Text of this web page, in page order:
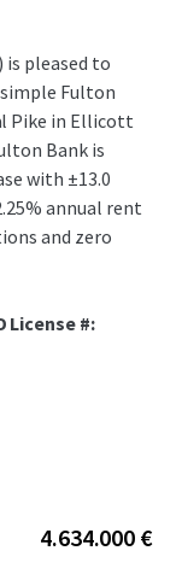
is pleased to
Fulton
Pike in Ellicott
Bank is
with ±13.0
annual rent
and zero
License #:
4.634.000 €